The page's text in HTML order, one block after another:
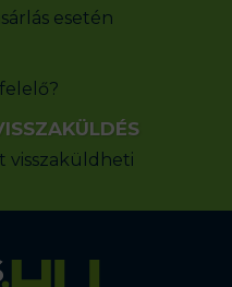
esetén
visszaküldheti